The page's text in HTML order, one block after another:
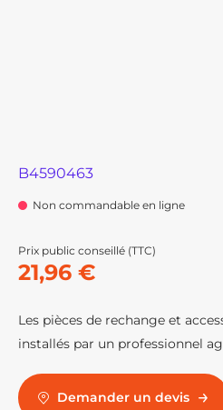
B4590463
Non commandable en ligne
Prix public conseillé (TTC)
21,96 €
Les pièces de rechange et
installés par un professionnel
Demander un devis